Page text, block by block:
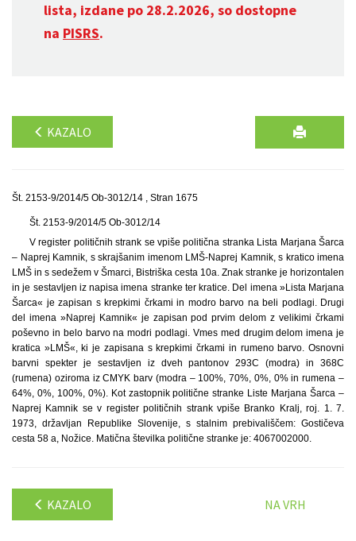
lista, izdane po 28.2.2026, so dostopne
na PISRS.
KAZALO
Št. 2153-9/2014/5 Ob-3012/14 , Stran 1675
Št. 2153-9/2014/5 Ob-3012/14
V register političnih strank se vpiše politična stranka Lista Marjana Šarca
– Naprej Kamnik, s skrajšanim imenom LMŠ-Naprej Kamnik, s kratico imena
LMŠ in s sedežem v Šmarci, Bistriška cesta 10a. Znak stranke je horizontalen
in je sestavljen iz napisa imena stranke ter kratice. Del imena »Lista Marjana
Šarca« je zapisan s krepkimi črkami in modro barvo na beli podlagi. Drugi
del imena »Naprej Kamnik« je zapisan pod prvim delom z velikimi črkami
poševno in belo barvo na modri podlagi. Vmes med drugim delom imena je
kratica »LMŠ«, ki je zapisana s krepkimi črkami in rumeno barvo. Osnovni
barvni spekter je sestavljen iz dveh pantonov 293C (modra) in 368C
(rumena) oziroma iz CMYK barv (modra – 100%, 70%, 0%, 0% in rumena –
64%, 0%, 100%, 0%). Kot zastopnik politične stranke Liste Marjana Šarca –
Naprej Kamnik se v register političnih strank vpiše Branko Kralj, roj. 1. 7.
1973, državljan Republike Slovenije, s stalnim prebivališčem: Gostičeva
cesta 58 a, Nožice. Matična številka politične stranke je: 4067002000.
KAZALO NA VRH